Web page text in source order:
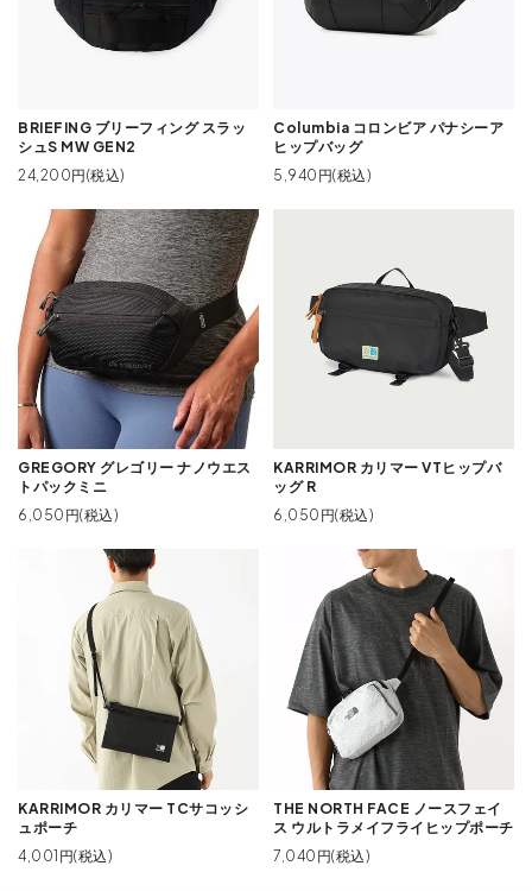
BRIEFING ブリーフィング スラッ
シュS MW GEN2
24,200円(税込)
Columbia コロンビア パナシーア
ヒップバッグ
5,940円(税込)
GREGORY グレゴリー ナノウエス
トパックミニ
6,050円(税込)
KARRIMOR カリマー VTヒップバ
ッグ R
6,050円(税込)
KARRIMOR カリマー TCサコッシ
ュポーチ
4,001円(税込)
THE NORTH FACE ノースフェイ
ス ウルトラメイフライヒップポーチ
7,040円(税込)